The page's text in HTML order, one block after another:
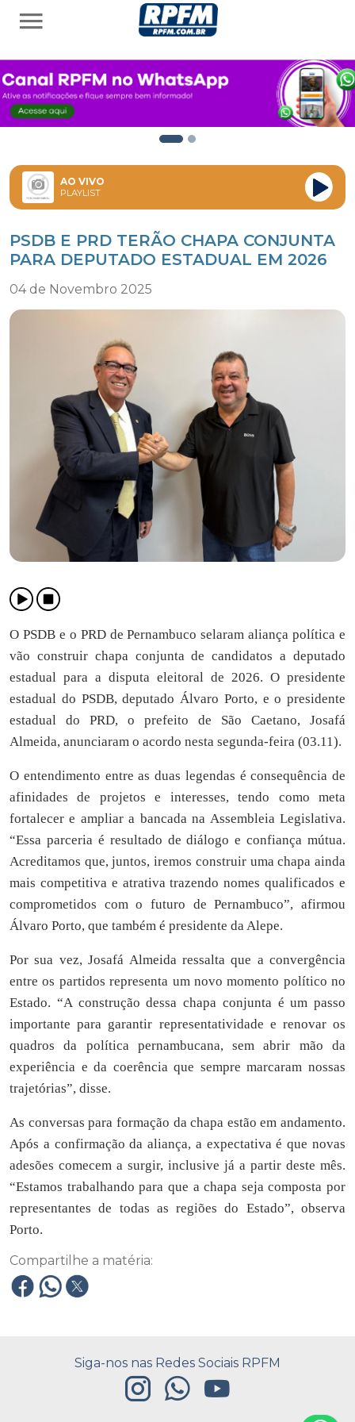
AO VIVO
PLAYLIST
PSDB E PRD TERÃO CHAPA CONJUNTA
PARA DEPUTADO ESTADUAL EM 2026
04 de Novembro 2025
O PSDB e o PRD de Pernambuco selaram aliança política e
vão construir chapa conjunta de candidatos a deputado
estadual para a disputa eleitoral de 2026. O presidente
estadual do PSDB, deputado Álvaro Porto, e o presidente
estadual do PRD, o prefeito de São Caetano, Josafá
Almeida, anunciaram o acordo nesta segunda-feira (03.11).
O entendimento entre as duas legendas é consequência de
afinidades de projetos e interesses, tendo como meta
fortalecer e ampliar a bancada na Assembleia Legislativa.
“Essa parceria é resultado de diálogo e confiança mútua.
Acreditamos que, juntos, iremos construir uma chapa ainda
mais competitiva e atrativa trazendo nomes qualificados e
comprometidos com o futuro de Pernambuco”, afirmou
Álvaro Porto, que também é presidente da Alepe.
Por sua vez, Josafá Almeida ressalta que a convergência
entre os partidos representa um novo momento político no
Estado. “A construção dessa chapa conjunta é um passo
importante para garantir representatividade e renovar os
quadros da política pernambucana, sem abrir mão da
experiência e da coerência que sempre marcaram nossas
trajetórias”, disse.
As conversas para formação da chapa estão em andamento.
Após a confirmação da aliança, a expectativa é que novas
adesões comecem a surgir, inclusive já a partir deste mês.
“Estamos trabalhando para que a chapa seja composta por
representantes de todas as regiões do Estado”, observa
Porto.
Compartilhe a matéria:
Siga-nos nas Redes Sociais RPFM